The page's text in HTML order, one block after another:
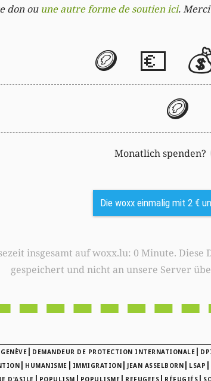
don ou une autre forme de soutien ici. Merci
🪙 💶
🪙
Monatlich spenden?
Die woxx einmalig mit 2 €
auf woxx.lu: 0 Minute. Diese Daten werden nur in Ihrem Browser
gespeichert und nicht an unsere Server
| DEMANDEUR DE PROTECTION INTERNATIONALE |
| HUMANISME | IMMIGRATION | JEAN ASSELBORN | LSAP |
D'ASILE | POPULISM | POPULISME | REFUGEES | RÉFUGIÉS |